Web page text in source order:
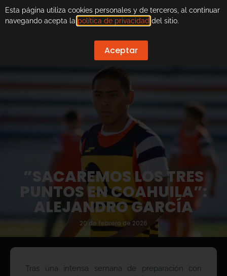
”SACAREMOS LOS TRES
PUNTOS EN COAHUILA”:
ALEJANDRO GARCÍA
20 de febrero de 2026
Tras una intensa semana de preparación con
Esta página utiliza cookies personales y de terceros, al continuar
navegando acepta la política de privacidad del sitio.
Aceptar